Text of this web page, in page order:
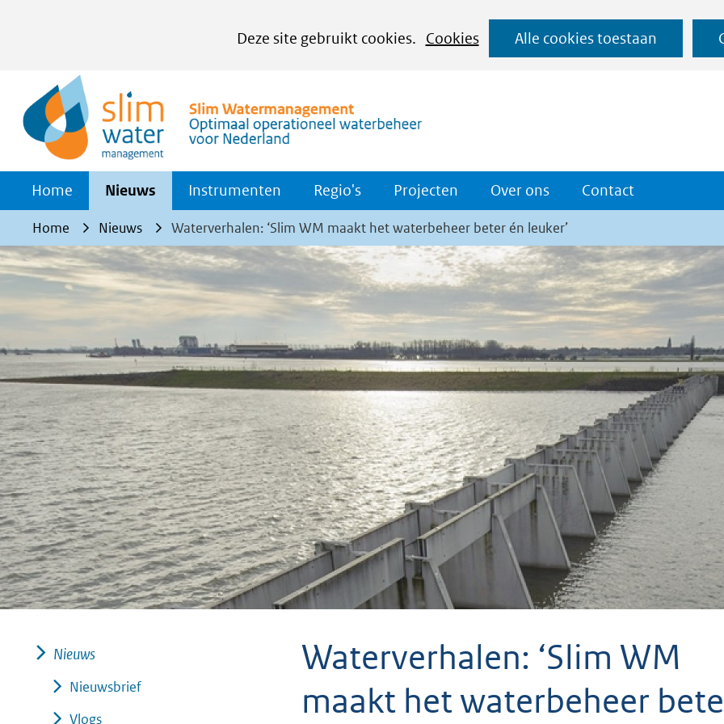
Deze site gebruikt cookies.
Cookies
het
gebruik
van
cookies
deze
website
worden
of
geweigerd.
Alle cookies toestaan
Ga
naar
Home Nieuws Instrumenten Regio's Projecten Over ons Contact
Home Nieuws Waterverhalen: ‘Slim WM maakt het waterbeheer beter én leuker’
Waterverhalen: ‘Slim WM
maakt het waterbeheer
Nieuws
Nieuwsbrief
Vlogs